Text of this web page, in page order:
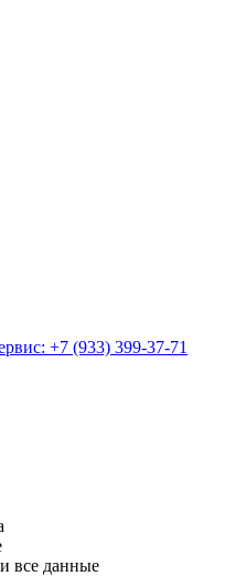
+7 (933) 399-37-71
все данные